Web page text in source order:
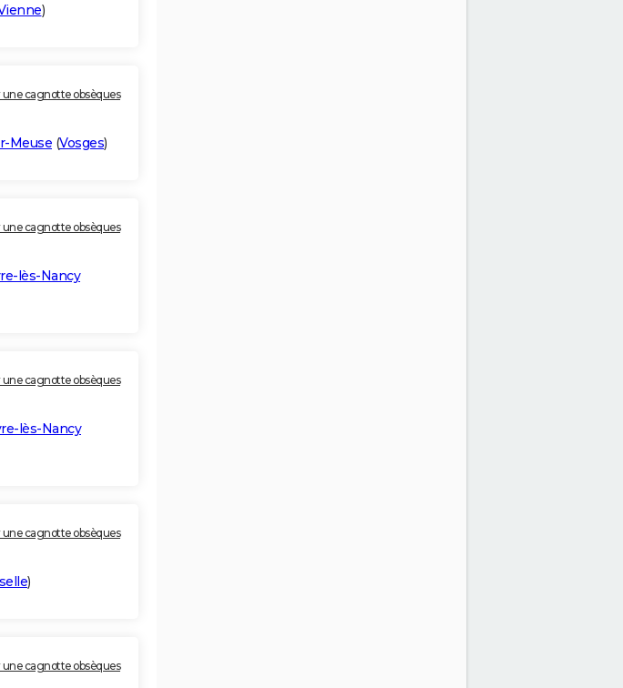
)
une cagnotte obsèques
Meuse (Vosges)
une cagnotte obsèques
lès-Nancy
une cagnotte obsèques
lès-Nancy
une cagnotte obsèques
)
une cagnotte obsèques